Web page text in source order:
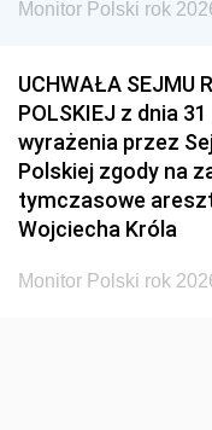
Monitor Polski rok
UCHWAŁA SEJMU
POLSKIEJ z dnia
wyrażenia przez
Polskiej zgody na
tymczasowe
Wojciecha Króla
Monitor Polski rok